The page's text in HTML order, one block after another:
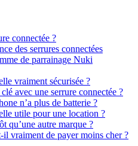
connectée ?
des serrures connectées
de parrainage Nuki
vraiment sécurisée ?
avec une serrure connectée ?
n’a plus de batterie ?
utile pour une location ?
qu’une autre marque ?
vraiment de payer moins cher ?